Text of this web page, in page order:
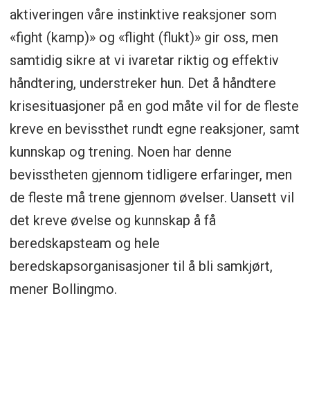
aktiveringen våre instinktive reaksjoner som
«fight (kamp)» og «flight (flukt)» gir oss, men
samtidig sikre at vi ivaretar riktig og effektiv
håndtering, understreker hun. Det å håndtere
krisesituasjoner på en god måte vil for de fleste
kreve en bevissthet rundt egne reaksjoner, samt
kunnskap og trening. Noen har denne
bevisstheten gjennom tidligere erfaringer, men
de fleste må trene gjennom øvelser. Uansett vil
det kreve øvelse og kunnskap å få
beredskapsteam og hele
beredskapsorganisasjoner til å bli samkjørt,
mener Bollingmo.